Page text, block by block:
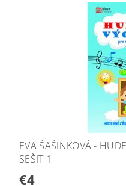
EVA ŠAŠINKOVÁ -
SEŠIT 1
€4